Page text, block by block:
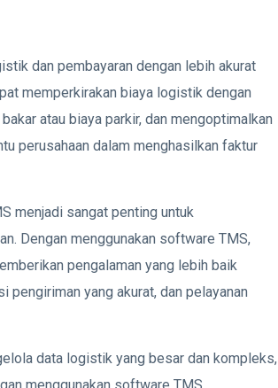
dan pembayaran dengan lebih akurat
memperkirakan biaya logistik dengan
atau biaya parkir, dan mengoptimalkan
perusahaan dalam menghasilkan faktur
menjadi sangat penting untuk
Dengan menggunakan software TMS,
pengalaman yang lebih baik
yang akurat, dan pelayanan
data logistik yang besar dan kompleks,